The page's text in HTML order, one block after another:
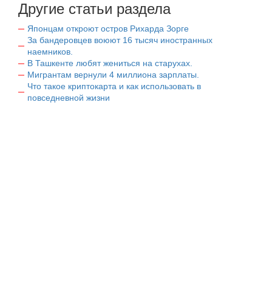
Другие статьи раздела
Японцам откроют остров Рихарда Зорге
За бандеровцев воюют 16 тысяч иностранных
наемников.
В Ташкенте любят жениться на старухах.
Мигрантам вернули 4 миллиона зарплаты.
Что такое криптокарта и как использовать в
повседневной жизни